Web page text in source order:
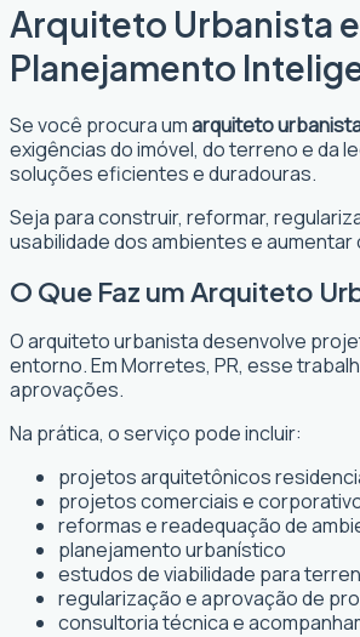
Arquiteto Urbanista
Planejamento
Se você procura umarquiteto
exigências do imóvel, do terreno e da
soluções eficientes e duradouras.
Seja para construir, reformar,
usabilidade dos ambientes e
O Que Faz um Arquiteto
O arquiteto urbanista desenvolve
entorno. Em Morretes, PR, esse
aprovações.
Na prática, o serviço pode incluir:
projetos arquitetônicos
projetos comerciais e
reformas e readequação de
planejamento urbanístico
estudos de viabilidade para
regularização e aprovação de
consultoria técnica e